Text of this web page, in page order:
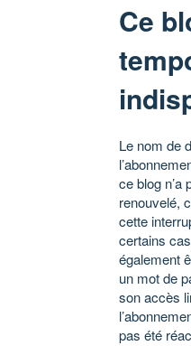
Ce
Le nom de
ce blog n’a
renouvelé,
cette
certains
également
un mot de
son accès
pas été